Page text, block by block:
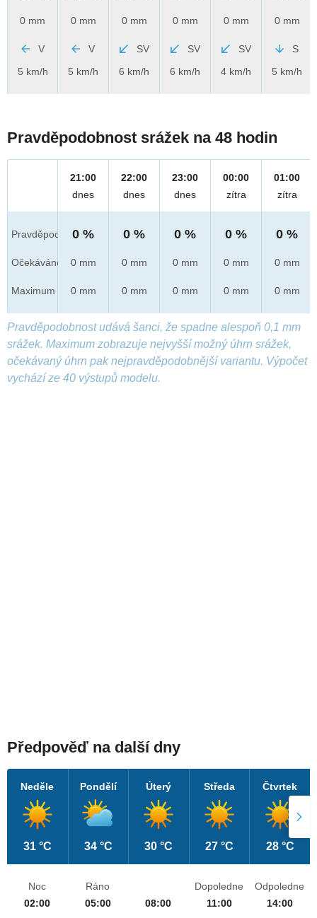
0 mm
V
5 km/h
0 mm
V
5 km/h
0 mm
SV
6 km/h
0 mm
SV
6 km/h
0 mm
SV
4 km/h
0 mm
S
5 km/h
Pravděpodobnost srážek na 48 hodin
Pravděpod.
Očekáváno
Maximum
21:00
dnes
0 %
0 mm
0 mm
22:00
dnes
0 %
0 mm
0 mm
23:00
dnes
0 %
0 mm
0 mm
00:00
zítra
0 %
0 mm
0 mm
01:00
zítra
0 %
0 mm
0 mm
Pravděpodobnost udává šanci, že spadne alespoň 0,1 mm
srážek. Maximum zobrazuje nejvyšší možný úhrn srážek,
očekávaný úhrn pak nejpravděpodobnější variantu. Výpočet
vychází ze 40 výstupů modelu.
Předpověď na další dny
Neděle
31 °C
Pondělí
34 °C
Úterý
30 °C
Středa
27 °C
Čtvrtek
28 °C
Noc
02:00
Ráno
05:00
08:00
Dopoledne
11:00
Odpoledne
14:00